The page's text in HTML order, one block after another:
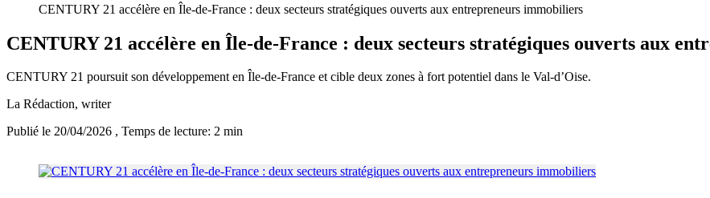
CENTURY 21 accélère en Île-de-France : deux secteurs stratégiques ouverts aux entrepreneurs immobiliers
CENTURY 21 accélère en Île-de-France : deux secteurs stratégiques ouverts aux
CENTURY 21 poursuit son développement en Île-de-France et cible deux zones à fort potentiel dans le Val-d’Oise.
La Rédaction, writer
Publié le 20/04/2026 , Temps de lecture: 2 min